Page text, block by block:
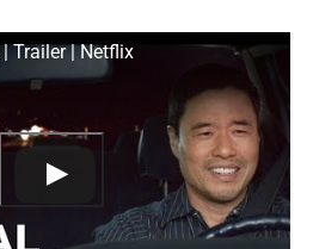
Trailer | Netflix